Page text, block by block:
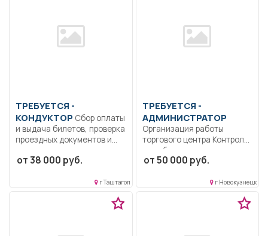
ТРЕБУЕТСЯ -
КОНДУКТОР
и выдача билетов, проверка
проездных документов и...
от 38 000 руб.
г Таштагол
ТРЕБУЕТСЯ -
АДМИНИСТРАТОР
Организация работы
торгового центра Контроль
за соблюдением правил
для...
от 50 000 руб.
г Новокузнецк